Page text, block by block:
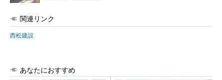
関連リンク
西松建設
あなたにおすすめ